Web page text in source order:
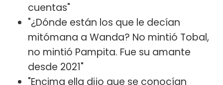
cuentas"
"¿Dónde están los que le decían
mitómana a Wanda? No mintió Tobal,
no mintió Pampita. Fue su amante
desde 2021"
"Encima ella dijo que se conocían